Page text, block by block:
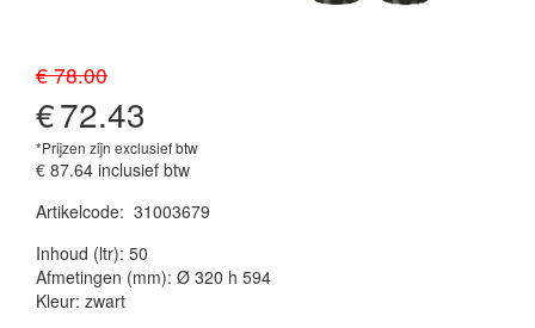
€ 78.00
€72.43
*Prijzen zijn exclusief btw
€ 87.64 inclusief btw
Artikelcode: 31003679
Inhoud (ltr): 50
Afmetingen (mm): Ø 320 h 594
Kleur: zwart